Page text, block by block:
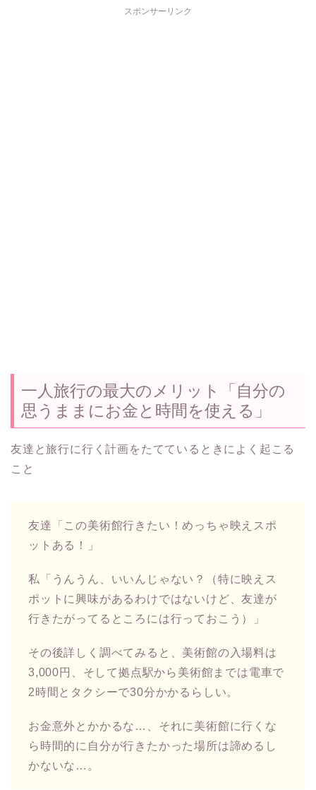
スポンサーリンク
一人旅行の最大のメリット「自分の
思うままにお金と時間を使える」
友達と旅行に行く計画をたてているときによく起こる
こと
友達「この美術館行きたい！めっちゃ映えスポ
ットある！」
私「うんうん、いいんじゃない？（特に映えス
ポットに興味があるわけではないけど、友達が
行きたがってるところには行っておこう）」
その後詳しく調べてみると、美術館の入場料は
3,000円、そして拠点駅から美術館までは電車で
2時間とタクシーで30分かかるらしい。
お金意外とかかるな…、それに美術館に行くな
ら時間的に自分が行きたかった場所は諦めるし
かないな…。